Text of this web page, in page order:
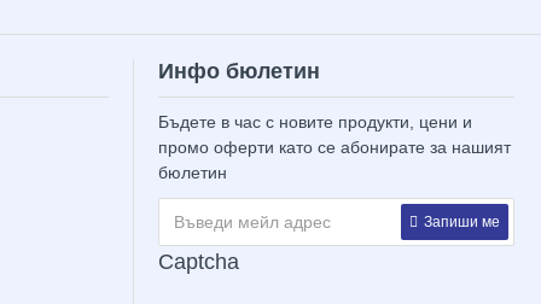
Инфо бюлетин
Бъдете в час с новите продукти, цени и
промо оферти като се абонирате за нашият
бюлетин
Запиши ме
Captcha